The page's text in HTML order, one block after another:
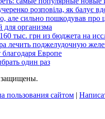
розповіла, як балує
але сильно пошкодував про
для организма
тыс. грн из бюджета на
лечить поджелудочную
Европе
один раз
защищены.
пользования сайтом |